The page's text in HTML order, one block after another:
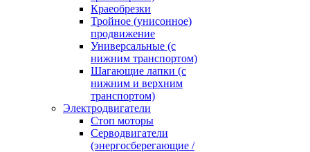
Краеобрезки
Тройное (унисонное)
продвижение
Универсальные (с
нижним транспортом)
Шагающие лапки (с
нижним и верхним
транспортом)
Электродвигатели
Стоп моторы
Серводвигатели
(энергосберегающие /